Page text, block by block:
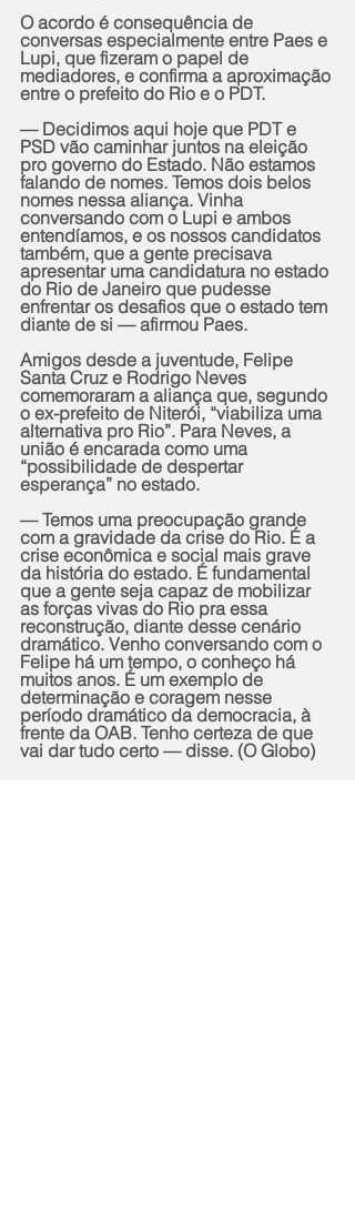
O acordo é consequência de
conversas especialmente entre Paes e
Lupi, que fizeram o papel de
mediadores, e confirma a aproximação
entre o prefeito do Rio e o PDT.
— Decidimos aqui hoje que PDT e
PSD vão caminhar juntos na eleição
pro governo do Estado. Não estamos
falando de nomes. Temos dois belos
nomes nessa aliança. Vinha
conversando com o Lupi e ambos
entendíamos, e os nossos candidatos
também, que a gente precisava
apresentar uma candidatura no estado
do Rio de Janeiro que pudesse
enfrentar os desafios que o estado tem
diante de si — afirmou Paes.
Amigos desde a juventude, Felipe
Santa Cruz e Rodrigo Neves
comemoraram a aliança que, segundo
o ex-prefeito de Niterói, “viabiliza uma
alternativa pro Rio”. Para Neves, a
união é encarada como uma
“possibilidade de despertar
esperança” no estado.
— Temos uma preocupação grande
com a gravidade da crise do Rio. É a
crise econômica e social mais grave
da história do estado. É fundamental
que a gente seja capaz de mobilizar
as forças vivas do Rio pra essa
reconstrução, diante desse cenário
dramático. Venho conversando com o
Felipe há um tempo, o conheço há
muitos anos. É um exemplo de
determinação e coragem nesse
período dramático da democracia, à
frente da OAB. Tenho certeza de que
vai dar tudo certo — disse. (O Globo)